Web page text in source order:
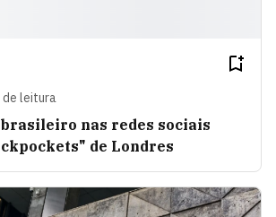
de leitura
nas redes sociais
de Londres